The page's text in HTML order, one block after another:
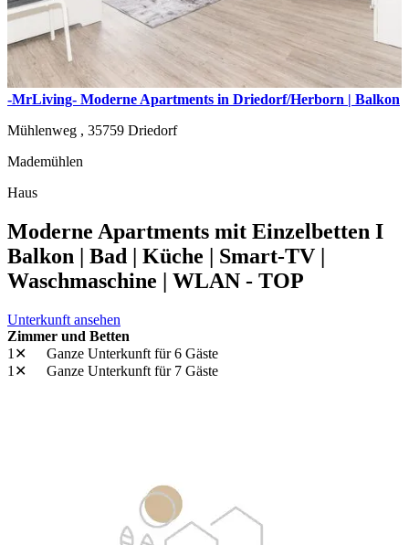
-MrLiving- Moderne Apartments in Driedorf/Herborn | Balkon
Mühlenweg , 35759 Driedorf
Mademühlen
Haus
Moderne Apartments mit Einzelbetten I
Balkon | Bad | Küche | Smart-TV |
Waschmaschine | WLAN - TOP
Unterkunft ansehen
Zimmer und Betten
1✕
Ganze Unterkunft für 6 Gäste
1✕
Ganze Unterkunft für 7 Gäste